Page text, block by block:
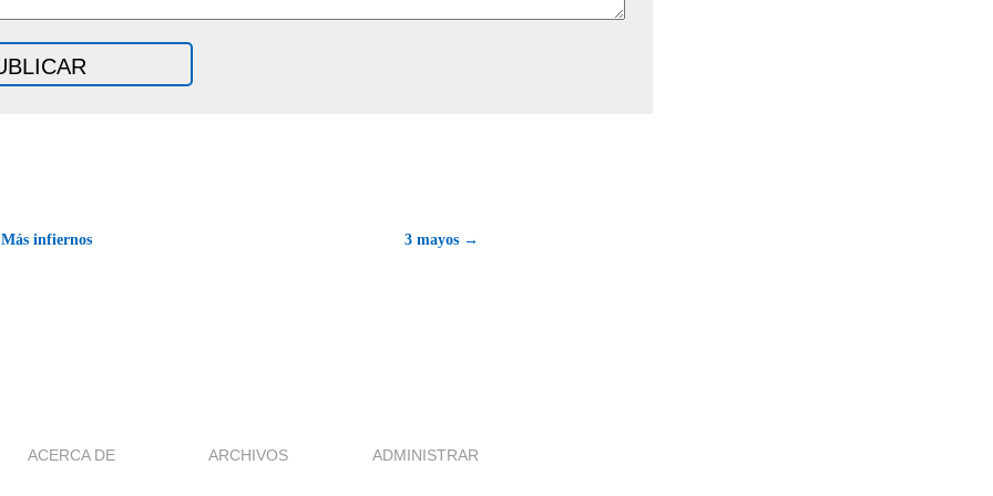
infiernos 3 mayos →
ACERCA DE ARCHIVOS ADMINISTRAR